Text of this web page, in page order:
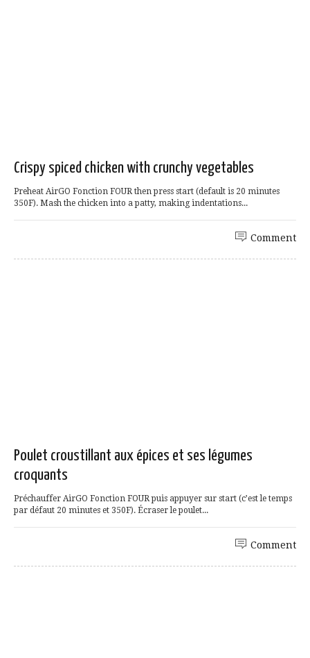
Crispy spiced chicken with crunchy vegetables
Preheat AirGO Fonction FOUR then press start (default is 20 minutes
350F). Mash the chicken into a patty, making indentations...
Comment
Poulet croustillant aux épices et ses légumes
croquants
Préchauffer AirGO Fonction FOUR puis appuyer sur start (c’est le temps
par défaut 20 minutes et 350F). Écraser le poulet...
Comment